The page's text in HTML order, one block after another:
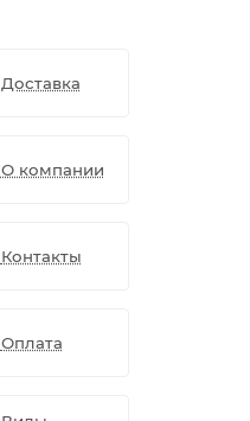
Доставка
О компании
Контакты
Оплата